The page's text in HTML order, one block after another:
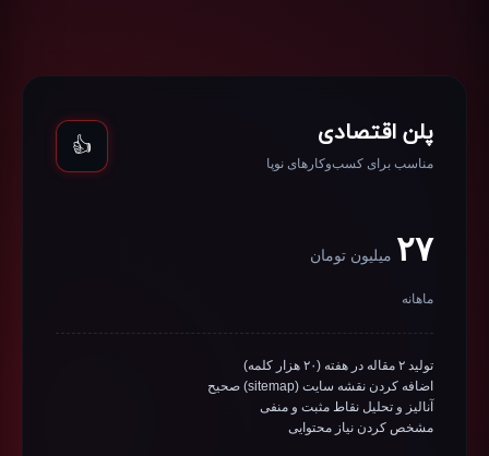
پلن اقتصادی
مناسب برای کسب‌وکارهای نوپا
👍
۲۷ میلیون تومان
ماهانه
تولید ۲ مقاله در هفته (۲۰ هزار کلمه)
اضافه کردن نقشه سایت (sitemap) صحیح
آنالیز و تحلیل نقاط مثبت و منفی
مشخص کردن نیاز محتوایی